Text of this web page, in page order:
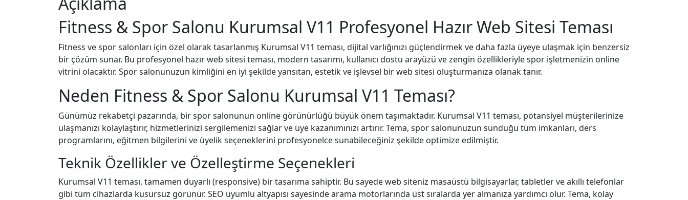
Fitness & Spor Salonu Kurumsal V11 Profesyonel Hazır Web Sitesi Teması
Fitness ve spor salonları için özel olarak tasarlanmış Kurumsal V11 teması, dijital varlığınızı güçlendirmek ve daha fazla üyeye ulaşmak için benzersiz
bir çözüm sunar. Bu profesyonel hazır web sitesi teması, modern tasarımı, kullanıcı dostu arayüzü ve zengin özellikleriyle spor işletmenizin online
vitrini olacaktır. Spor salonunuzun kimliğini en iyi şekilde yansıtan, estetik ve işlevsel bir web sitesi oluşturmanıza olanak tanır.
Neden Fitness & Spor Salonu Kurumsal V11 Teması?
Günümüz rekabetçi pazarında, bir spor salonunun online görünürlüğü büyük önem taşımaktadır. Kurumsal V11 teması, potansiyel müşterilerinize
ulaşmanızı kolaylaştırır, hizmetlerinizi sergilemenizi sağlar ve üye kazanımınızı artırır. Tema, spor salonunuzun sunduğu tüm imkanları, ders
programlarını, eğitmen bilgilerini ve üyelik seçeneklerini profesyonelce sunabileceğiniz şekilde optimize edilmiştir.
Teknik Özellikler ve Özelleştirme Seçenekleri
Kurumsal V11 teması, tamamen duyarlı (responsive) bir tasarıma sahiptir. Bu sayede web siteniz masaüstü bilgisayarlar, tabletler ve akıllı telefonlar
gibi tüm cihazlarda kusursuz görünür. SEO uyumlu altyapısı sayesinde arama motorlarında üst sıralarda yer almanıza yardımcı olur. Tema, kolay